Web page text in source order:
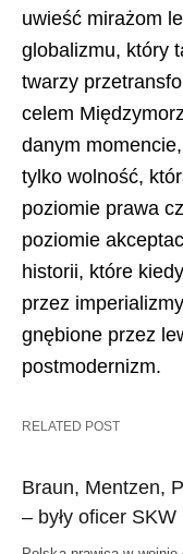
uwieść mirażom
globalizmu, który
twarzy
celem
danym
tylko wolność,
poziomie prawa
poziomie
historii, które
przez
gnębione przez
postmodernizm.
RELATED POST
Braun, Mentzen,
– były oficer SKW